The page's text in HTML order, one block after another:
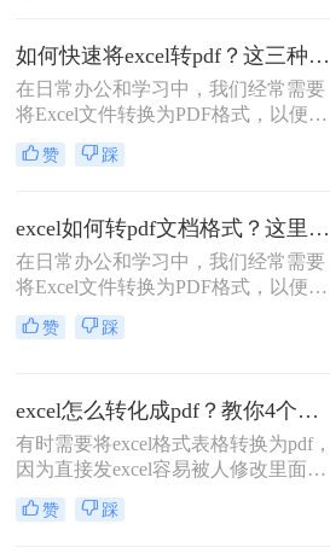
excel怎么转pdf文件的步骤和方法。本
文共有2000字左右，下面开始阅读
吧。
如何快速将excel转pdf？这三种方法可以快速转换！
在日常办公和学习中，我们经常需要
将Excel文件转换为PDF格式，以便于
分享、打印或保存为不可编辑的文
档。那么如何快速将excel转pdf呢？下
Excel转PDF的方法。
赞 踩
excel如何转pdf文档格式？这里给你分享这三种操作方法！
在日常办公和学习中，我们经常需要
将Excel文件转换为PDF格式，以便于
分享、打印或保存为不可编辑的文
档。PDF格式因其跨平台兼容性好、
我将为您详细介绍几种将Excel文件转
换为PDF文档格式的方法。
赞 踩
excel怎么转化成pdf？教你4个方法轻松对应！
有时需要将excel格式表格转换为pdf，
因为直接发excel容易被人修改里面的
数据，因此我们需要将excel怎么转化
成pdf，以防止修改。以下是如何将
赞 踩